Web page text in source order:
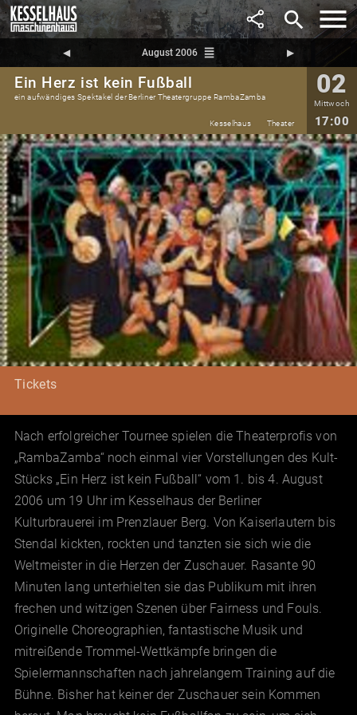
search
◀︎ August 2006 reorder ▶︎
Ein Herz ist kein Fußball
ein aufwändiges Spektakel der Berliner Theatergruppe RambaZamba 02
Mittwoch
17:00
Kesselhaus Theater
Tickets
Nach erfolgreicher Tournee spielen die Theaterprofis von
„RambaZamba“ noch einmal vier Vorstellungen des Kult-
Stücks „Ein Herz ist kein Fußball“ vom 1. bis 4. August
2006 um 19 Uhr im Kesselhaus der Berliner
Kulturbrauerei im Prenzlauer Berg. Von Kaiserlautern bis
Stendal kickten, rockten und tanzten sie sich wie die
Weltmeister in die Herzen der Zuschauer. Rasante 90
Minuten lang unterhielten sie das Publikum mit ihren
frechen und witzigen Szenen über Fairness und Fouls.
Originelle Choreographien, fantastische Musik und
mitreißende Trommel-Wettkämpfe bringen die
Spielermannschaften nach jahrelangem Training auf die
Bühne. Bisher hat keiner der Zuschauer sein Kommen